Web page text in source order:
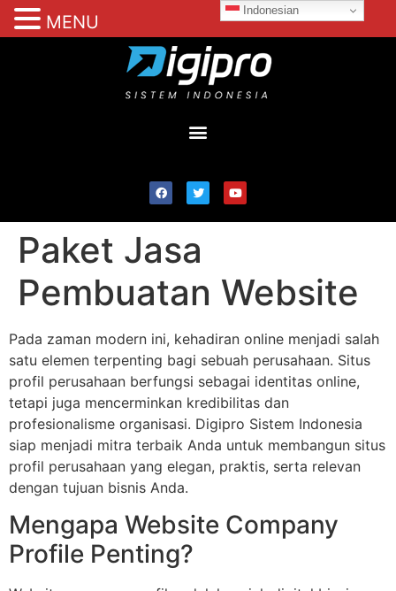
Paket Jasa
Pembuatan Website
Pada zaman modern ini, kehadiran online menjadi salah
satu elemen terpenting bagi sebuah perusahaan. Situs
profil perusahaan berfungsi sebagai identitas online,
tetapi juga mencerminkan kredibilitas dan
profesionalisme organisasi. Digipro Sistem Indonesia
siap menjadi mitra terbaik Anda untuk membangun situs
profil perusahaan yang elegan, praktis, serta relevan
dengan tujuan bisnis Anda.
Mengapa Website Company
Profile Penting?
Indonesian
MENU